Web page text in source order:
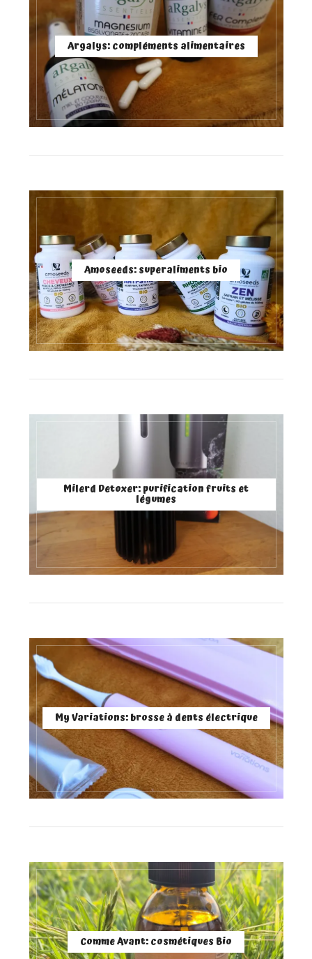
Argalys: compléments alimentaires
Amoseeds: superaliments bio
Milerd Detoxer: purification fruits et
légumes
My Variations: brosse à dents électrique
Comme Avant: cosmétiques Bio